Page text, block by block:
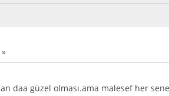
»
daa güzel olması.ama malesef her